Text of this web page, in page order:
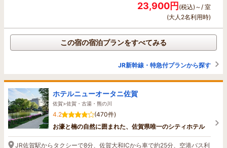
23,900円(税込)～/ 室
(大人2名利用時)
この宿の宿泊プランをすべてみる
JR新幹線・特急付プランから探す
ホテルニューオータニ佐賀
佐賀>佐賀・古湯・熊の川
4.2
(470件)
お濠と楠の自然に囲まれた、佐賀県唯一のシティホテル
JR佐賀駅からタクシーで8分、佐賀大和ICから車で約25分、空港バス利